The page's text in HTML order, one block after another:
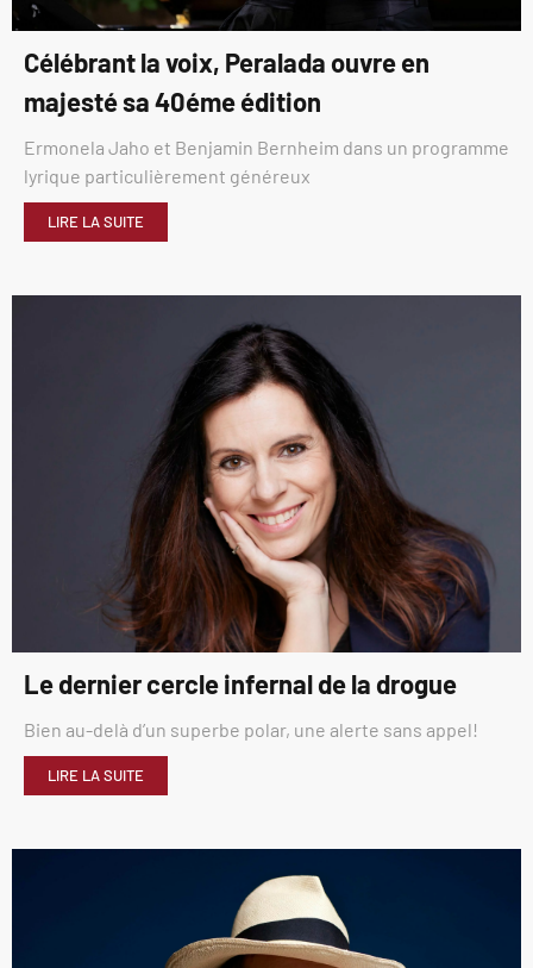
Célébrant la voix, Peralada ouvre en
majesté sa 40éme édition
Ermonela Jaho et Benjamin Bernheim dans un programme
lyrique particulièrement généreux
LIRE LA SUITE
Le dernier cercle infernal de la drogue
Bien au-delà d’un superbe polar, une alerte sans appel!
LIRE LA SUITE